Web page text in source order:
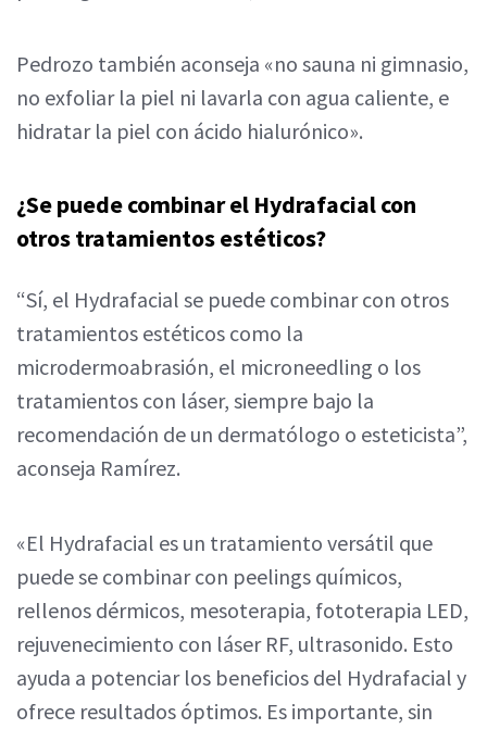
Pedrozo también aconseja «no sauna ni gimnasio,
no exfoliar la piel ni lavarla con agua caliente, e
hidratar la piel con ácido hialurónico».
¿Se puede combinar el Hydrafacial con
otros tratamientos estéticos?
“Sí, el Hydrafacial se puede combinar con otros
tratamientos estéticos como la
microdermoabrasión, el microneedling o los
tratamientos con láser, siempre bajo la
recomendación de un dermatólogo o esteticista”,
aconseja Ramírez.
«El Hydrafacial es un tratamiento versátil que
puede se combinar con peelings químicos,
rellenos dérmicos, mesoterapia, fototerapia LED,
rejuvenecimiento con láser RF, ultrasonido. Esto
ayuda a potenciar los beneficios del Hydrafacial y
ofrece resultados óptimos. Es importante, sin